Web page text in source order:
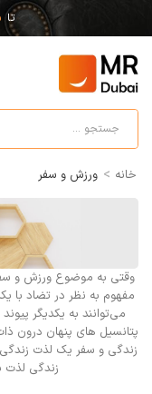
تا
خانه > ورزش و سفر
وقتی به موضوع ورزش و
مفهوم به نظر در تضاد با
می‌توانند به یکدیگر
پتانسیل های پنهان درون
زندگی و سفر یک لذت
زندگی لذت